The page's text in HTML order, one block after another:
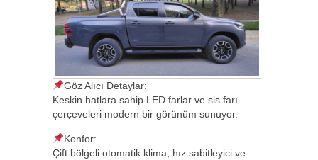
Göz Alıcı Detaylar:
Keskin hatlara sahip LED farlar ve sis farı
çerçeveleri modern bir görünüm sunuyor.
Konfor:
Çift bölgeli otomatik klima, hız sabitleyici ve